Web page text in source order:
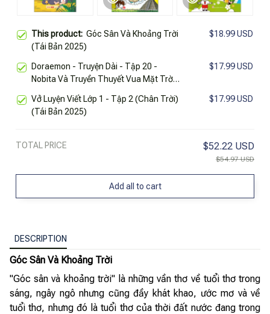
This product: Góc Sân Và Khoảng Trời
(Tái Bản 2025)
$18.99 USD
Doraemon - Truyện Dài - Tập 20 -
Nobita Và Truyền Thuyết Vua Mặt Trời
$17.99 USD
Vở Luyện Viết Lớp 1 - Tập 2 (Chân Trời)
(Tái Bản 2025)
$17.99 USD
TOTAL PRICE $52.22 USD
$54.97 USD
Add all to cart
DESCRIPTION
Góc Sân Và Khoảng Trời
"Góc sân và khoảng trời" là những vần thơ về tuổi thơ trong
sáng, ngây ngô nhưng cũng đầy khát khao, ước mơ và về
tuổi thơ, nhưng đó là tuổi thơ của thời đất nước đang trong